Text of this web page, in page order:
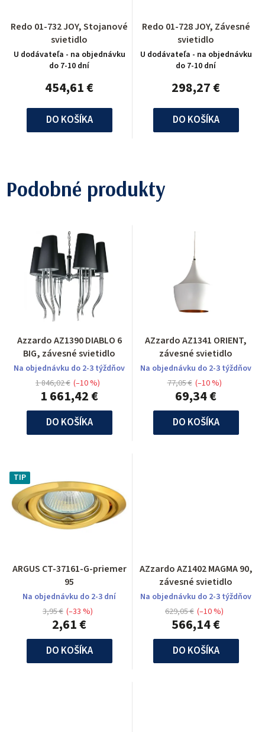
Redo 01-732 JOY, Stojanové
svietidlo
U dodávateľa - na objednávku
do 7-10 dní
454,61 €
DO KOŠÍKA
Redo 01-728 JOY, Závesné
svietidlo
U dodávateľa - na objednávku
do 7-10 dní
298,27 €
DO KOŠÍKA
Podobné produkty
Azzardo AZ1390 DIABLO 6
BIG, závesné svietidlo
Na objednávku do 2-3 týždňov
1 661,42 €
1 846,02 € (–10 %)
DO KOŠÍKA
AZzardo AZ1341 ORIENT,
závesné svietidlo
Na objednávku do 2-3 týždňov
69,34 €
77,05 € (–10 %)
DO KOŠÍKA
TIP
ARGUS CT-37161-G-priemer
95
Na objednávku do 2-3 dní
2,61 €
3,95 € (–33 %)
DO KOŠÍKA
AZzardo AZ1402 MAGMA 90,
závesné svietidlo
Na objednávku do 2-3 týždňov
566,14 €
629,05 € (–10 %)
DO KOŠÍKA